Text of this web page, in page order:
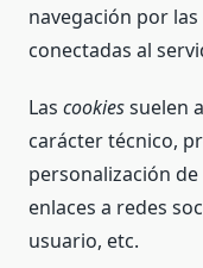
navegación por
conectadas al
Las cookiessuelen
carácter técnico,
personalización
enlaces a redes
usuario, etc.
son
opcionales.
Son
para que
funcione la
web.
Estadísticas